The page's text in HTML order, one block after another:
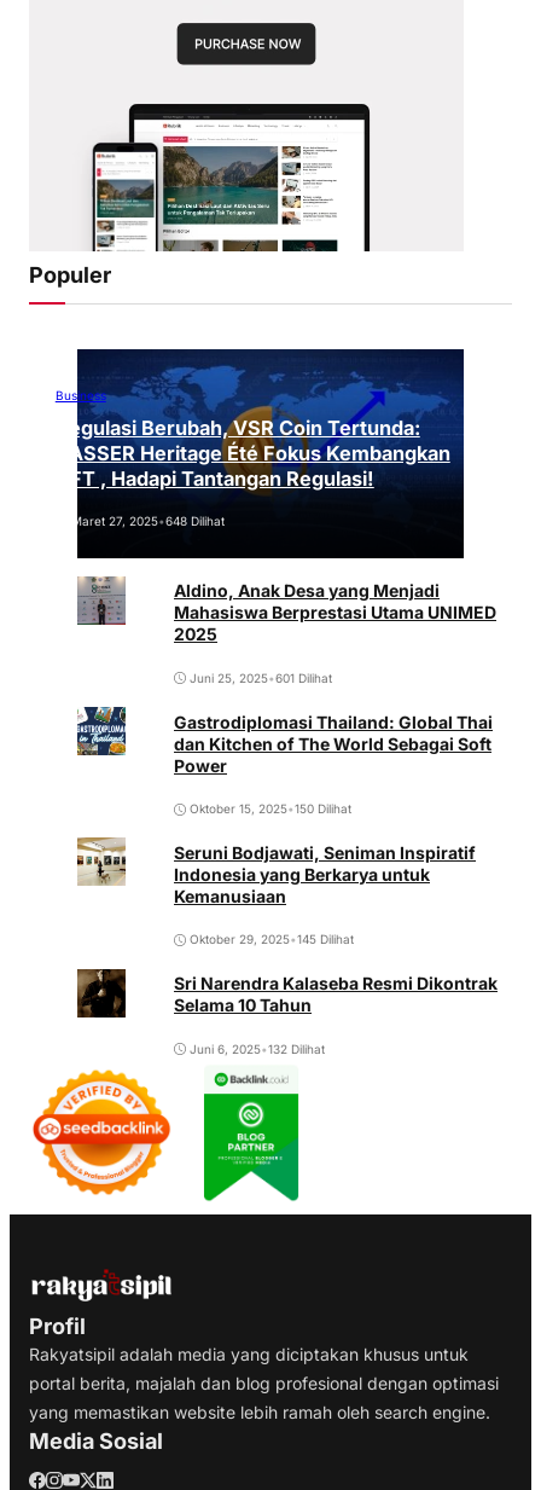
Populer
Business
Regulasi Berubah, VSR Coin Tertunda:
VASSER Heritage Été Fokus Kembangkan
NFT , Hadapi Tantangan Regulasi!
Maret 27, 2025•648 Dilihat
Aldino, Anak Desa yang Menjadi
Mahasiswa Berprestasi Utama UNIMED
2025
Juni 25, 2025•601 Dilihat
Gastrodiplomasi Thailand: Global Thai
dan Kitchen of The World Sebagai Soft
Power
Oktober 15, 2025•150 Dilihat
Seruni Bodjawati, Seniman Inspiratif
Indonesia yang Berkarya untuk
Kemanusiaan
Oktober 29, 2025•145 Dilihat
Sri Narendra Kalaseba Resmi Dikontrak
Selama 10 Tahun
Juni 6, 2025•132 Dilihat
Profil
Rakyatsipil adalah media yang diciptakan khusus untuk
portal berita, majalah dan blog profesional dengan optimasi
yang memastikan website lebih ramah oleh search engine.
Media Sosial